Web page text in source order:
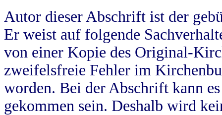
Autor dieser Abschrift ist der
Er weist auf folgende
von einer Kopie des Original-
zweifelsfreie Fehler im
worden. Bei der Abschrift kann
gekommen sein. Deshalb wird